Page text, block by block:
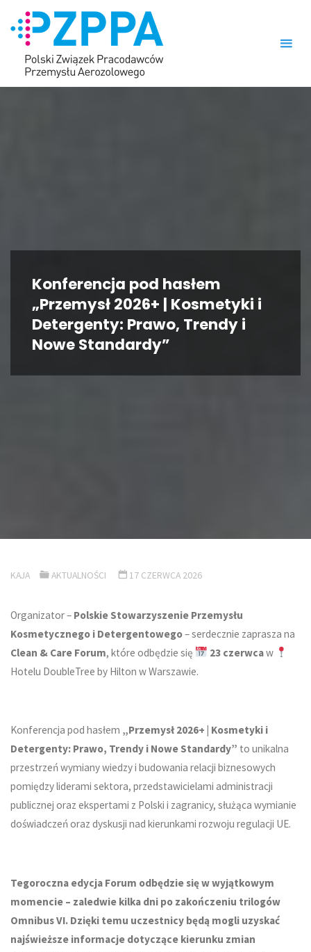
content
Konferencja pod hasłem
„Przemysł 2026+ | Kosmetyki i
Detergenty: Prawo, Trendy i
Nowe Standardy”
KAJA AKTUALNOŚCI 17 CZERWCA 2026
Organizator – Polskie Stowarzyszenie Przemysłu
Kosmetycznego i Detergentowego– serdecznie zaprasza na
Clean & Care Forum, które odbędzie się 23 czerwcaw
Hotelu DoubleTree by Hilton w Warszawie.
Konferencja pod hasłem „Przemysł 2026+ | Kosmetyki i
Detergenty: Prawo, Trendy i Nowe Standardy” to unikalna
przestrzeń wymiany wiedzy i budowania relacji biznesowych
pomiędzy liderami sektora, przedstawicielami administracji
publicznej oraz ekspertami z Polski i zagranicy, służąca wymianie
doświadczeń oraz dyskusji nad kierunkami rozwoju regulacji UE.
Tegoroczna edycja Forum odbędzie się w wyjątkowym
momencie – zaledwie kilka dni po zakończeniu trilogów
Omnibus VI. Dzięki temu uczestnicy będą mogli uzyskać
najświeższe informacje dotyczące kierunku zmian